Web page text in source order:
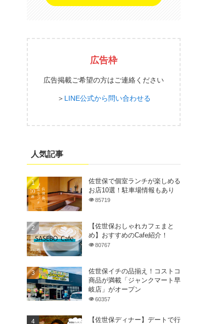
広告枠
広告掲載ご希望の方はご連絡ください
＞ LINE公式から問い合わせる
人気記事
佐世保で個室ランチが楽しめる
お店10選！駐車場情報もあり
85719
【佐世保おしゃれカフェまと
め】おすすめのCafe紹介！
80767
佐世保イチの品揃え！コストコ
商品が満載「ジャンクマート早
岐店」がオープン
60357
【佐世保ディナー】デートで行